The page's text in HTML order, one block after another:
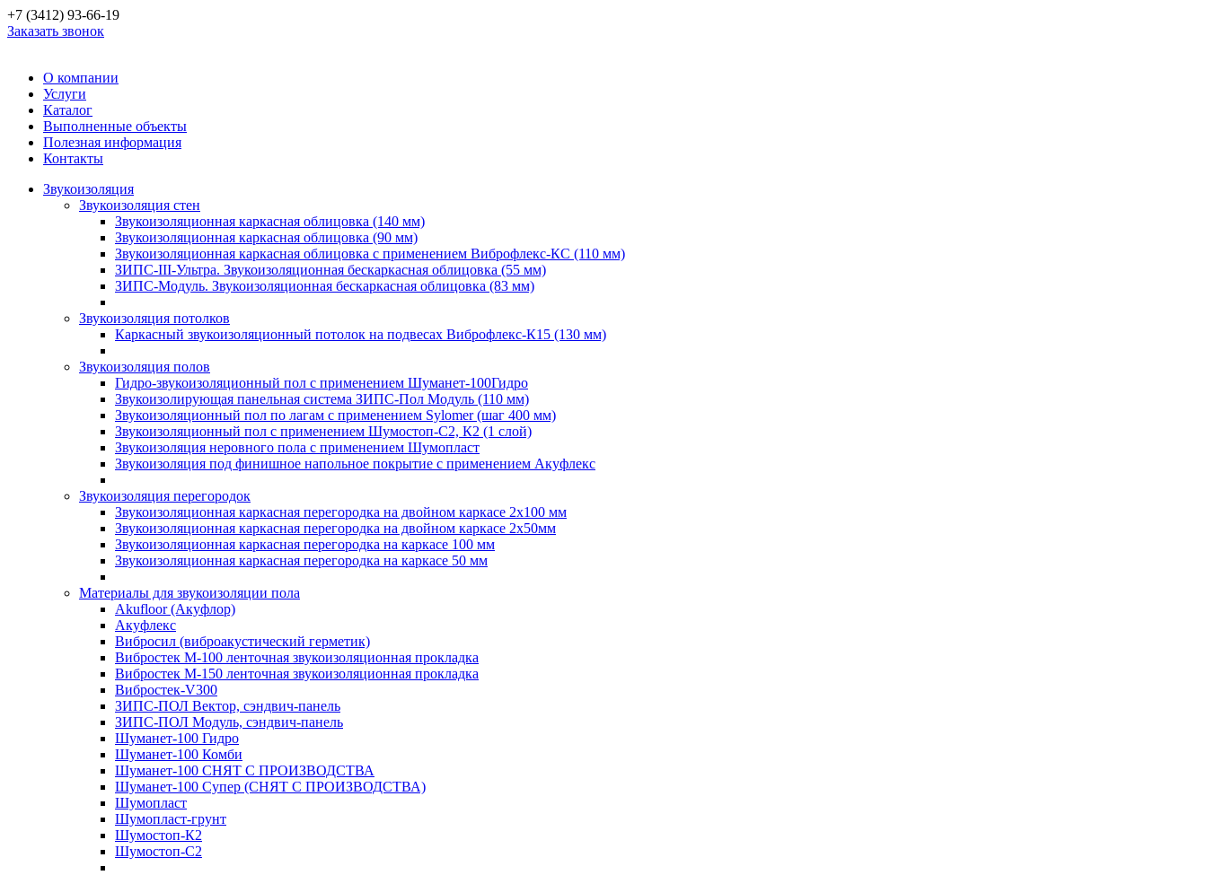
+7 (3412) 93-66-19
Заказать звонок
О компании
Услуги
Каталог
Выполненные объекты
Полезная информация
Контакты
Звукоизоляция
Звукоизоляция стен
Звукоизоляционная каркасная облицовка (140 мм)
Звукоизоляционная каркасная облицовка (90 мм)
Звукоизоляционная каркасная облицовка с применением Виброфлекс-КС (110 мм)
ЗИПС-III-Ультра. Звукоизоляционная бескаркасная облицовка (55 мм)
ЗИПС-Модуль. Звукоизоляционная бескаркасная облицовка (83 мм)
Звукоизоляция потолков
Каркасный звукоизоляционный потолок на подвесах Виброфлекс-К15 (130 мм)
Звукоизоляция полов
Гидро-звукоизоляционный пол с применением Шуманет-100Гидро
Звукоизолирующая панельная система ЗИПС-Пол Модуль (110 мм)
Звукоизоляционный пол по лагам с применением Sylomer (шаг 400 мм)
Звукоизоляционный пол с применением Шумостоп-С2, К2 (1 слой)
Звукоизоляция неровного пола с применением Шумопласт
Звукоизоляция под финишное напольное покрытие с применением Акуфлекс
Звукоизоляция перегородок
Звукоизоляционная каркасная перегородка на двойном каркасе 2х100 мм
Звукоизоляционная каркасная перегородка на двойном каркасе 2х50мм
Звукоизоляционная каркасная перегородка на каркасе 100 мм
Звукоизоляционная каркасная перегородка на каркасе 50 мм
Материалы для звукоизоляции пола
Akufloor (Акуфлор)
Акуфлекс
Вибросил (виброакустический герметик)
Вибростек М-100 ленточная звукоизоляционная прокладка
Вибростек М-150 ленточная звукоизоляционная прокладка
Вибростек-V300
ЗИПС-ПОЛ Вектор, сэндвич-панель
ЗИПС-ПОЛ Модуль, сэндвич-панель
Шуманет-100 Гидро
Шуманет-100 Комби
Шуманет-100 СНЯТ С ПРОИЗВОДСТВА
Шуманет-100 Супер (СНЯТ С ПРОИЗВОДСТВА)
Шумопласт
Шумопласт-грунт
Шумостоп-К2
Шумостоп-С2